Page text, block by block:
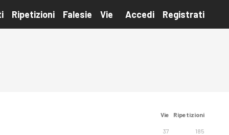
Ripetizioni Falesie Vie Accedi Registrati
Vie Ripetizioni
37 185